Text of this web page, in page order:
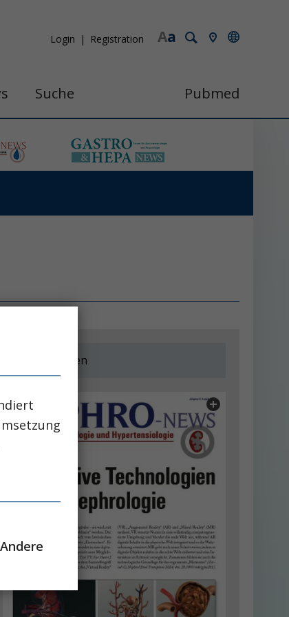
a
A
Login Registration
Suche Pubmed
Jetzt lesen
Andere